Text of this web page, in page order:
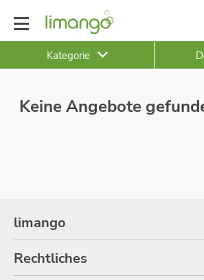
Kategorie
Keine Angebote
limango
Rechtliches